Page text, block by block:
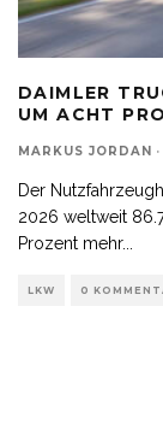
DAIMLER
UM ACHT
MARKUS JORDAN ·
Der
2026 weltweit
Prozent mehr...
LKW 0